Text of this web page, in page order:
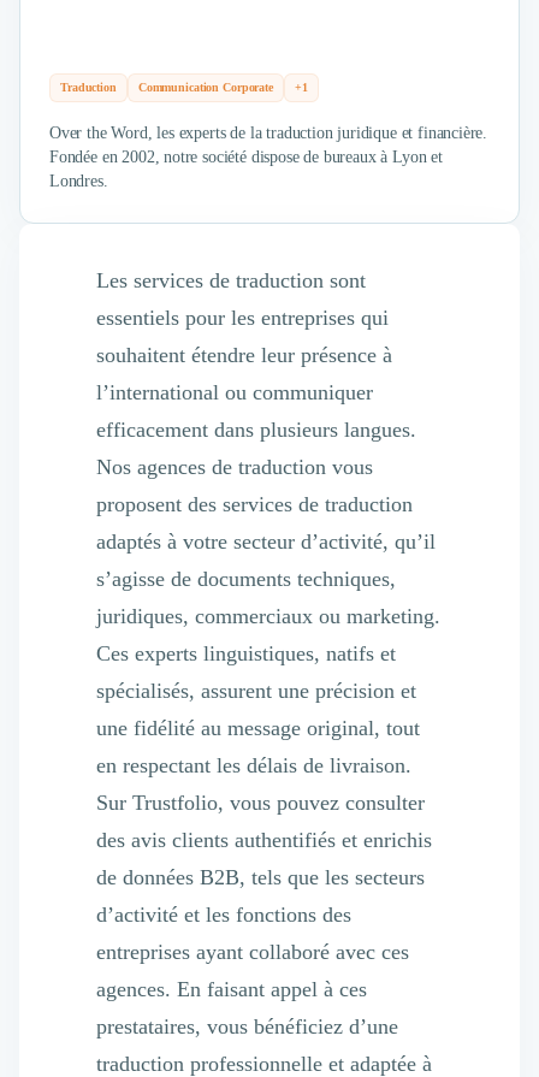
Traduction Communication Corporate +1
Over the Word, les experts de la traduction juridique et financière.
Fondée en 2002, notre société dispose de bureaux à Lyon et
Londres.
Les services de traduction sont
essentiels pour les entreprises qui
souhaitent étendre leur présence à
l’international ou communiquer
efficacement dans plusieurs langues.
Nos agences de traduction vous
proposent des services de traduction
adaptés à votre secteur d’activité, qu’il
s’agisse de documents techniques,
juridiques, commerciaux ou marketing.
Ces experts linguistiques, natifs et
spécialisés, assurent une précision et
une fidélité au message original, tout
en respectant les délais de livraison.
Sur Trustfolio, vous pouvez consulter
des avis clients authentifiés et enrichis
de données B2B, tels que les secteurs
d’activité et les fonctions des
entreprises ayant collaboré avec ces
agences. En faisant appel à ces
prestataires, vous bénéficiez d’une
traduction professionnelle et adaptée à